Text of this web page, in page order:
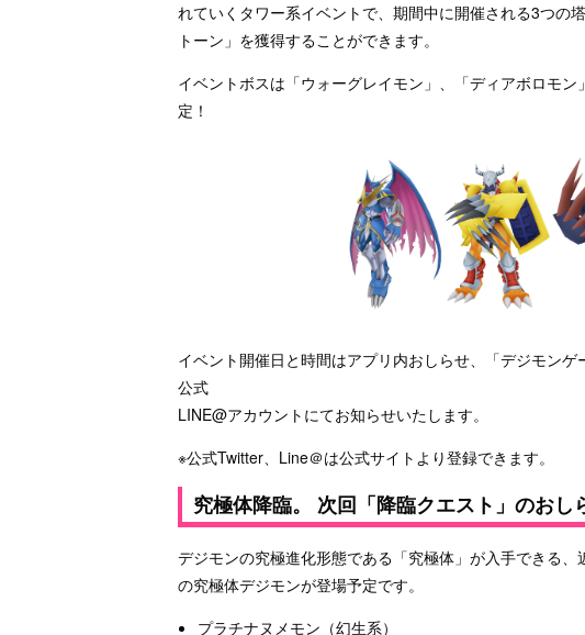
れていくタワー系イベントで、期間中に開催される3つの
トーン」を獲得することができます。
イベントボスは「ウォーグレイモン」、「ディアボロモ
定！
イベント開催日と時間はアプリ内おしらせ、「デジモンゲ
公式
LINE@アカウントにてお知らせいたします。
※公式Twitter、Line＠は公式サイトより登録できます。
究極体降臨。 次回「降臨クエスト」のおし
デジモンの究極進化形態である「究極体」が入手できる
の究極体デジモンが登場予定です。
プラチナヌメモン（幻生系）